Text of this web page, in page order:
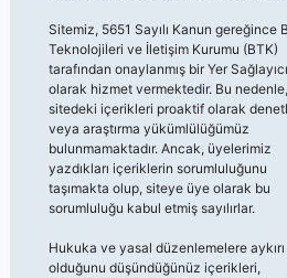
Sitemiz, 5651 Sayılı Kanun gereğince
Teknolojileri ve İletişim Kurumu (BTK)
tarafından onaylanmış bir Yer Sağlayıcı
olarak hizmet vermektedir. Bu nedenle,
sitedeki içerikleri proaktif olarak
veya araştırma yükümlülüğümüz
bulunmamaktadır. Ancak, üyelerimiz
yazdıkları içeriklerin sorumluluğunu
taşımakta olup, siteye üye olarak bu
sorumluluğu kabul etmiş sayılırlar.
Hukuka ve yasal düzenlemelere aykırı
olduğunu düşündüğünüz içerikleri,